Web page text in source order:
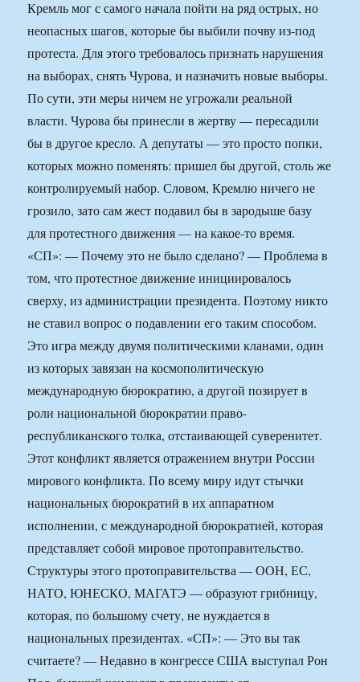
Кремль мог с самого начала пойти на ряд острых, но
неопасных шагов, которые бы выбили почву из-под
протеста. Для этого требовалось признать нарушения
на выборах, снять Чурова, и назначить новые выборы.
По сути, эти меры ничем не угрожали реальной
власти. Чурова бы принесли в жертву — пересадили
бы в другое кресло. А депутаты — это просто попки,
которых можно поменять: пришел бы другой, столь же
контролируемый набор. Словом, Кремлю ничего не
грозило, зато сам жест подавил бы в зародыше базу
для протестного движения — на какое-то время.
«СП»: — Почему это не было сделано? — Проблема в
том, что протестное движение инициировалось
сверху, из администрации президента. Поэтому никто
не ставил вопрос о подавлении его таким способом.
Это игра между двумя политическими кланами, один
из которых завязан на космополитическую
международную бюрократию, а другой позирует в
роли национальной бюрократии право-
республиканского толка, отстаивающей суверенитет.
Этот конфликт является отражением внутри России
мирового конфликта. По всему миру идут стычки
национальных бюрократий в их аппаратном
исполнении, с международной бюрократией, которая
представляет собой мировое протоправительство.
Структуры этого протоправительства — ООН, ЕС,
НАТО, ЮНЕСКО, МАГАТЭ — образуют грибницу,
которая, по большому счету, не нуждается в
национальных президентах. «СП»: — Это вы так
считаете? — Недавно в конгрессе США выступал Рон